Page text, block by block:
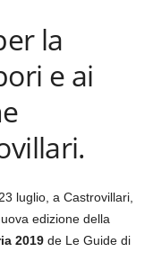
la
e ai
luglio, a Castrovillari,
edizione della
2019 de Le Guide di